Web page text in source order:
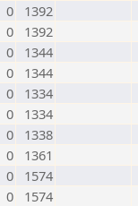
0
1392
0
1392
0
1344
0
1344
0
1334
0
1334
0
1338
0
1361
0
1574
0
1574